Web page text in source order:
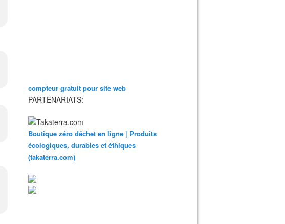
compteur gratuit pour site web
PARTENARIATS:
Boutique zéro déchet en ligne | Produits
écologiques, durables et éthiques
(takaterra.com)